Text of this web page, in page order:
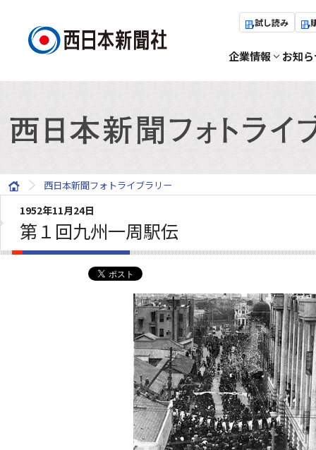
試し読み
企業情報 お知
西日本新聞フォトライブラリー
1952年11月24日
第１回九州一周駅伝